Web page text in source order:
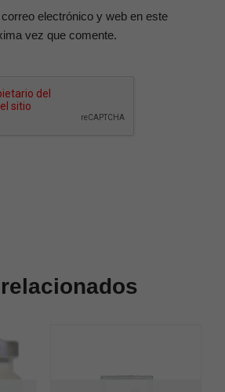
electrónico y web en este
vez que comente.